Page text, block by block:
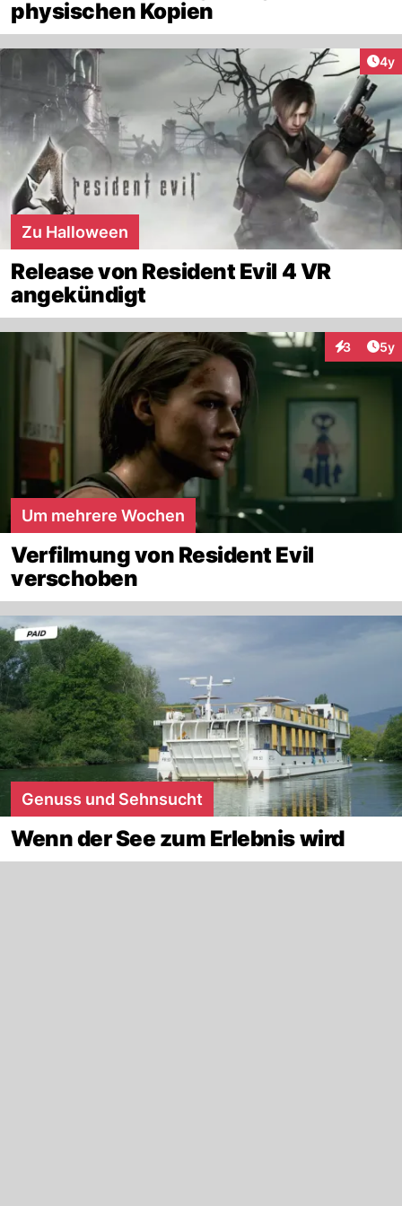
physischen Kopien
4y
Zu Halloween
Release von Resident Evil 4 VR
angekündigt
3 5y
Um mehrere Wochen
Verfilmung von Resident Evil
verschoben
Genuss und Sehnsucht
Wenn der See zum Erlebnis wird